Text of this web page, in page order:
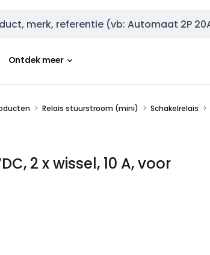
Ontdek meer
Relais stuurstroom (mini) Schakelrelais
2 x wissel, 10 A, voor